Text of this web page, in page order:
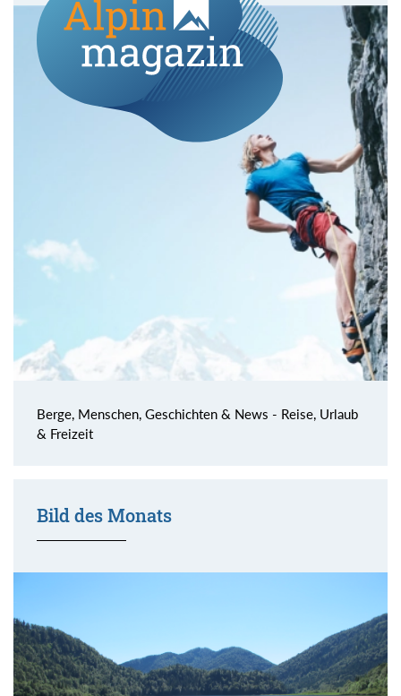
Berge, Menschen, Geschichten & News - Reise, Urlaub
& Freizeit
Bild des Monats